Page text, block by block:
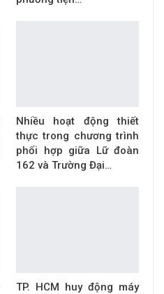
Nhiều hoạt động thiết
thực trong chương trình
phối hợp giữa Lữ đoàn
162 và Trường Đại…
TP. HCM huy động máy